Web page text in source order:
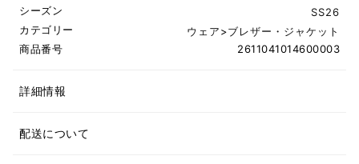
シーズン
SS26
カテゴリー
ウェア>ブレザー・ジャケット
商品番号
2611041014600003
詳細情報
配送について